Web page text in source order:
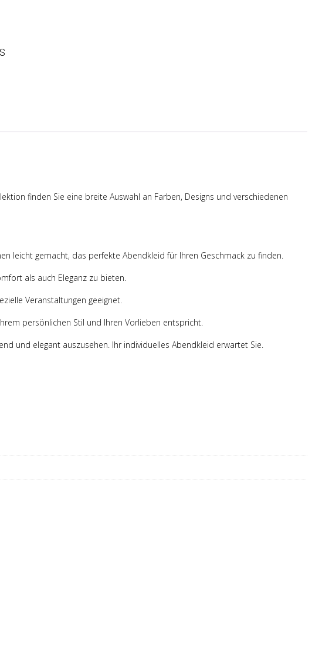
finden Sie eine breite Auswahl an Farben, Designs und verschiedenen
leicht gemacht, das perfekte Abendkleid für Ihren Geschmack zu finden.
als auch Eleganz zu bieten.
Veranstaltungen geeignet.
persönlichen Stil und Ihren Vorlieben entspricht.
und elegant auszusehen. Ihr individuelles Abendkleid erwartet Sie.